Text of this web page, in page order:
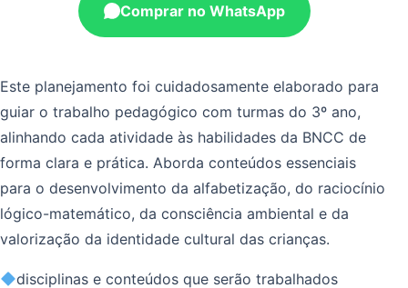
Comprar no WhatsApp
Este planejamento foi cuidadosamente elaborado para
guiar o trabalho pedagógico com turmas do 3º ano,
alinhando cada atividade às habilidades da BNCC de
forma clara e prática. Aborda conteúdos essenciais
para o desenvolvimento da alfabetização, do raciocínio
lógico-matemático, da consciência ambiental e da
valorização da identidade cultural das crianças.
disciplinas e conteúdos que serão trabalhados